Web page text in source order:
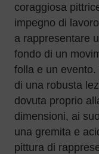
coraggiosa
impegno di
a rappresentare
fondo di un
folla e un
di una robusta
dovuta proprio
dimensioni, ai
una gremita e
pittura di